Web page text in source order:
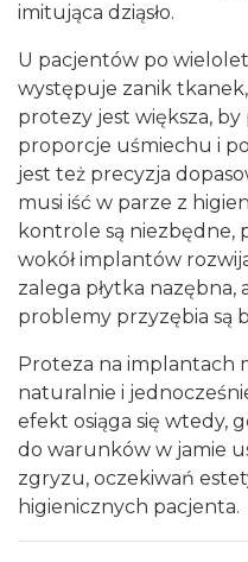
imitująca dziąsło.
U pacjentów po
występuje zanik
protezy jest większa,
proporcje uśmiechu i
jest też precyzja
musi iść w parze z
kontrole są niezbędne,
wokół implantów
zalega płytka nazębna,
problemy przyzębia są
Proteza na implantach
naturalnie i
efekt osiąga się wtedy,
do warunków w jamie
zgryzu, oczekiwań
higienicznych pacjenta.